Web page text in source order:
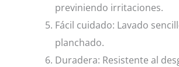
previniendo irritaciones.
Fácil cuidado: Lavado
planchado.
Duradera: Resistente al